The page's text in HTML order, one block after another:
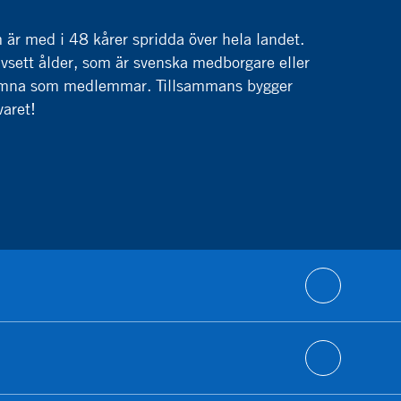
med i 48 kårer spridda över hela landet.
ålder, som är svenska medborgare eller
som medlemmar. Tillsammans bygger